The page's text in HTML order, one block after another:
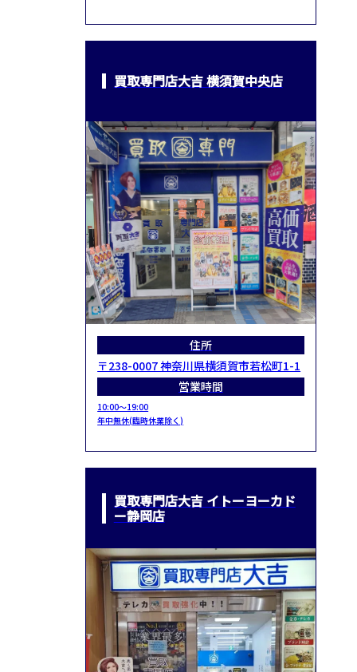
買取専門店大吉 横須賀中央店
住所
〒238-0007 神奈川県横須賀市若松町1-1
営業時間
10:00～19:00
年中無休(臨時休業除く)
買取専門店大吉 イトーヨーカド
ー静岡店